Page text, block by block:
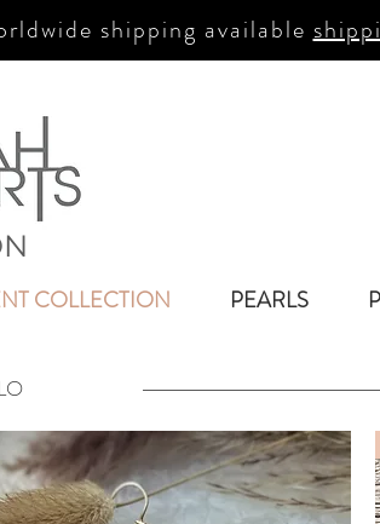
shipping available
COLLECTION PEARLS